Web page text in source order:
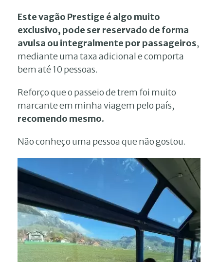
Este vagão Prestige é algo muito
exclusivo, pode ser reservado de forma
avulsa ou integralmente por passageiros,
mediante uma taxa adicional e comporta
bem até 10 pessoas.
Reforço que o passeio de trem foi muito
marcante em minha viagem pelo país,
recomendo mesmo.
Não conheço uma pessoa que não gostou.